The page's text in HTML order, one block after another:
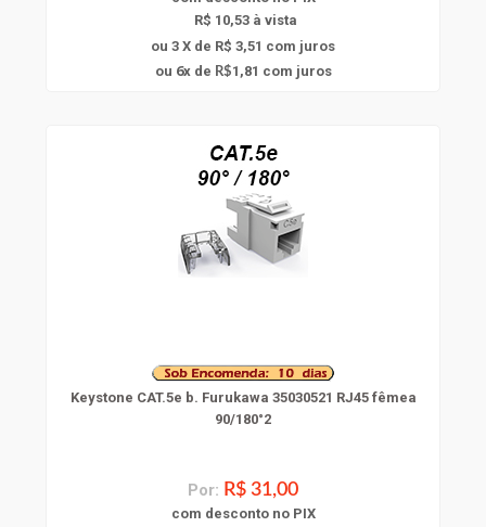
R$ 10,53 à vista
ou 3 X de R$ 3,51 com juros
ou 6x de R$1,81 com juros
Keystone CAT.5e b. Furukawa 35030521 RJ45 fêmea
90/180°2
Por: R$ 31,00
com desconto no PIX